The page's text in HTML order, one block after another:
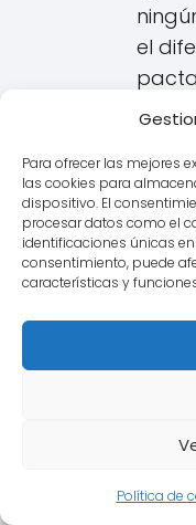
Para ofrecer las mejores
las cookies para
dispositivo. El
procesar datos como el
identificaciones únicas
consentimiento, puede
características y
Política de
el
al
más